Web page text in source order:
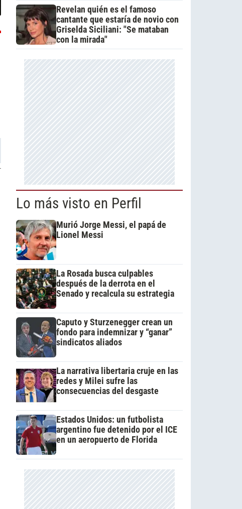
Revelan quién es el famoso
cantante que estaría de novio con
Griselda Siciliani: "Se mataban
con la mirada"
Lo más visto en Perfil
Murió Jorge Messi, el papá de
Lionel Messi
La Rosada busca culpables
después de la derrota en el
Senado y recalcula su estrategia
Caputo y Sturzenegger crean un
fondo para indemnizar y “ganar”
sindicatos aliados
La narrativa libertaria cruje en las
redes y Milei sufre las
consecuencias del desgaste
Estados Unidos: un futbolista
argentino fue detenido por el ICE
en un aeropuerto de Florida